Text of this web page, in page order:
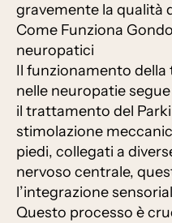
gravemente la qualità
Come Funziona
neuropatici
Il funzionamento della
nelle neuropatie
il trattamento del
stimolazione
piedi, collegati a
nervoso centrale,
l’integrazione
Questo processo è